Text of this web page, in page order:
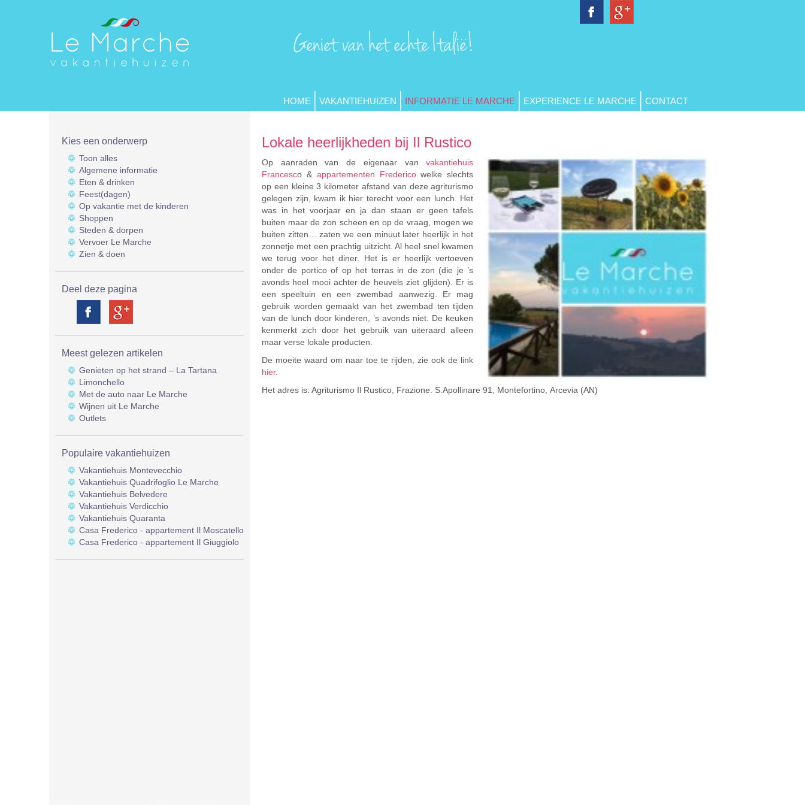
HOME VAKANTIEHUIZEN INFORMATIE LE MARCHE EXPERIENCE LE MARCHE CONTACT
Kies een onderwerp
Toon alles
Algemene informatie
Eten & drinken
Feest(dagen)
Op vakantie met de kinderen
Shoppen
Steden & dorpen
Vervoer Le Marche
Zien & doen
Deel deze pagina
Meest gelezen artikelen
Genieten op het strand – La Tartana
Limonchello
Met de auto naar Le Marche
Wijnen uit Le Marche
Outlets
Populaire vakantiehuizen
Vakantiehuis Montevecchio
Vakantiehuis Quadrifoglio Le Marche
Vakantiehuis Belvedere
Vakantiehuis Verdicchio
Vakantiehuis Quaranta
Casa Frederico - appartement Il Moscatello
Casa Frederico - appartement Il Giuggiolo
Lokale heerlijkheden bij Il Rustico
Op aanraden van de eigenaar vanvakantiehuis
Francesco & appartementen Fredericowelke slechts
op een kleine 3 kilometer afstand van deze agriturismo
gelegen zijn, kwam ik hier terecht voor een lunch. Het
was in het voorjaar en ja dan staan er geen tafels
buiten maar de zon scheen en op de vraag, mogen we
buiten zitten… zaten we een minuut later heerlijk in het
zonnetje met een prachtig uitzicht. Al heel snel kwamen
we terug voor het diner. Het is er heerlijk vertoeven
onder de portico of op het terras in de zon (die je ’s
avonds heel mooi achter de heuvels ziet glijden). Er is
een speeltuin en een zwembad aanwezig. Er mag
gebruik worden gemaakt van het zwembad ten tijden
van de lunch door kinderen, ’s avonds niet. De keuken
kenmerkt zich door het gebruik van uiteraard alleen
maar verse lokale producten.
De moeite waard om naar toe te rijden, zie ook de link
hier.
Het adres is: Agriturismo Il Rustico, Frazione. S.Apollinare 91, Montefortino, Arcevia (AN)